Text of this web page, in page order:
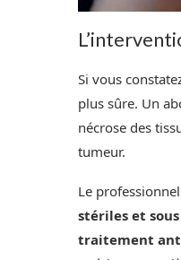
Si vous
plus sûre. Un
nécrose des
tumeur.
Le
stériles et
traitement